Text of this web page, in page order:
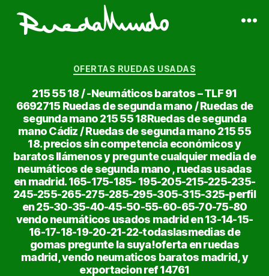
Neumáticos
de
Ocasión
Categorías
OFERTAS RUEDAS USADAS
215 55 18 / -Neumáticos baratos – TLF 91
6692715 Ruedas de segunda mano / Ruedas de
segunda mano 215 55 18Ruedas de segunda
mano Cádiz / Ruedas de segunda mano 215 55
18. precios sin competencia económicos y
baratos llámenos y pregunte cualquier media de
neumáticos de segunda mano , ruedas usadas
en madrid. 165-175-185- 195-205-215-225-235-
245-255-265-275-285-295-305-315-325-perfil
en 25-30-35-40-45-50-55-60-65-70-75-80
vendo neumáticos usados madrid en 13-14-15-
16-17-18-19-20-21-22-todaslasmedias de
gomas pregunte la suya!oferta en ruedas
madrid, vendo neumaticos baratos madrid, y
exportacion ref 14761